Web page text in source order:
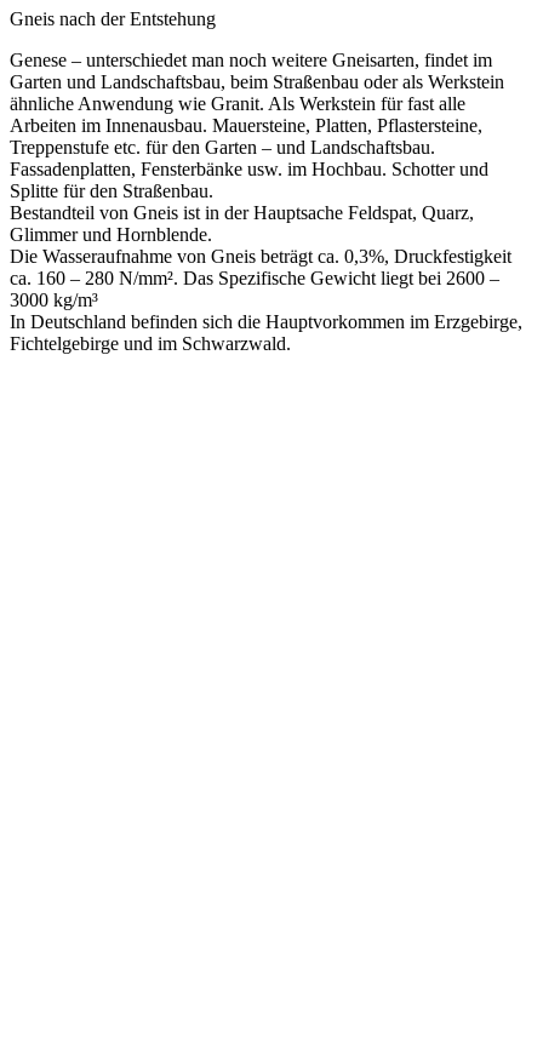
Gneis nach der Entstehung
Genese – unterschiedet man noch weitere Gneisarten, findet im
Garten und Landschaftsbau, beim Straßenbau oder als Werkstein
ähnliche Anwendung wie Granit. Als Werkstein für fast alle
Arbeiten im Innenausbau. Mauersteine, Platten, Pflastersteine,
Treppenstufe etc. für den Garten – und Landschaftsbau.
Fassadenplatten, Fensterbänke usw. im Hochbau. Schotter und
Splitte für den Straßenbau.
Bestandteil von Gneis ist in der Hauptsache Feldspat, Quarz,
Glimmer und Hornblende.
Die Wasseraufnahme von Gneis beträgt ca. 0,3%, Druckfestigkeit
ca. 160 – 280 N/mm². Das Spezifische Gewicht liegt bei 2600 –
3000 kg/m³
In Deutschland befinden sich die Hauptvorkommen im Erzgebirge,
Fichtelgebirge und im Schwarzwald.